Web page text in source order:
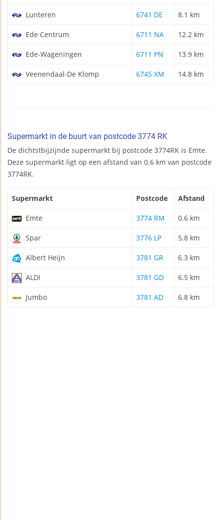
Lunteren 6741 DE 8.1 km
Ede Centrum 6711 NA 12.2 km
Ede-Wageningen 6711 PN 13.9 km
Veenendaal-De Klomp 6745 XM 14.8 km
Supermarkt in de buurt van postcode 3774 RK
De dichtstbijzijnde supermarkt bij postcode 3774RK is Emte.
Deze supermarkt ligt op een afstand van 0.6 km van postcode
3774RK.
Supermarkt Postcode Afstand
Emte 3774 RM 0.6 km
Spar 3776 LP 5.8 km
Albert Heijn 3781 GR 6.3 km
ALDI 3781 GD 6.5 km
Jumbo 3781 AD 6.8 km